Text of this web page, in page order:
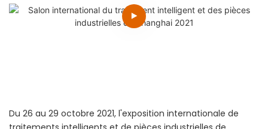
Du 26 au 29 octobre 2021, l'exposition internationale de